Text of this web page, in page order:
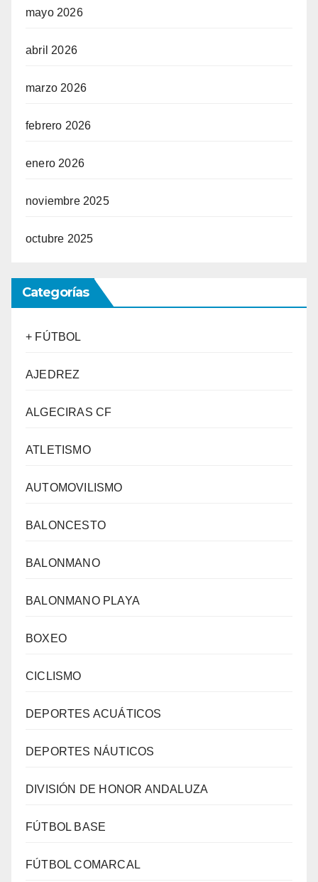
mayo 2026
abril 2026
marzo 2026
febrero 2026
enero 2026
noviembre 2025
octubre 2025
Categorías
+ FÚTBOL
AJEDREZ
ALGECIRAS CF
ATLETISMO
AUTOMOVILISMO
BALONCESTO
BALONMANO
BALONMANO PLAYA
BOXEO
CICLISMO
DEPORTES ACUÁTICOS
DEPORTES NÁUTICOS
DIVISIÓN DE HONOR ANDALUZA
FÚTBOL BASE
FÚTBOL COMARCAL